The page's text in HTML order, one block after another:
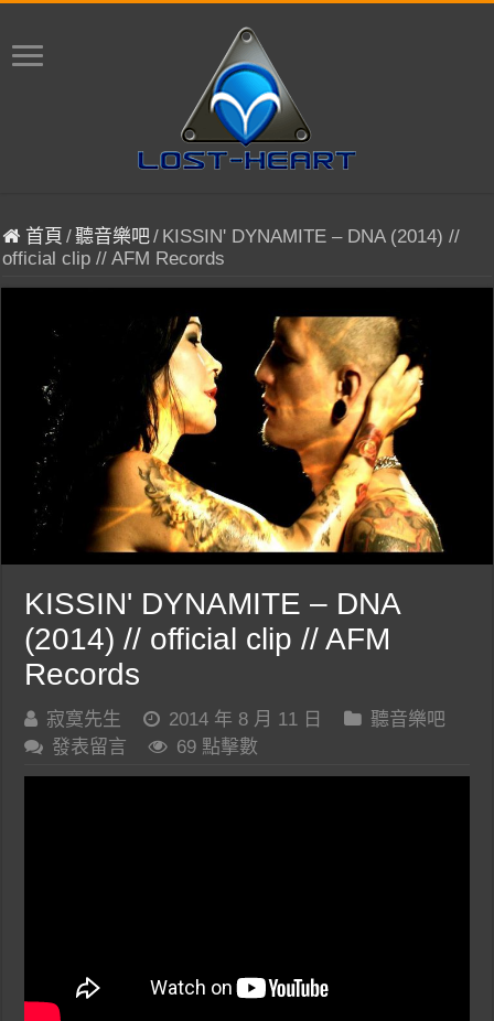
首頁 /聽音樂吧/ KISSIN' DYNAMITE – DNA (2014) //
official clip // AFM Records
KISSIN' DYNAMITE – DNA
(2014) // official clip // AFM
Records
寂寞先生 2014 年 8 月 11 日
聽音樂吧
發表留言
69 點擊數